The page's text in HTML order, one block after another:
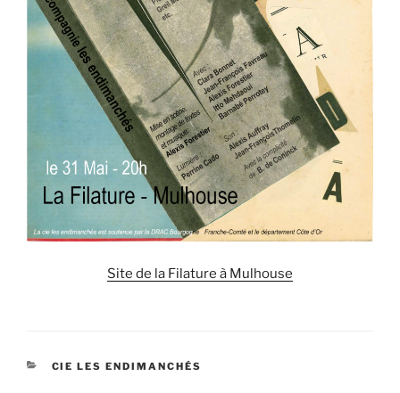
Site de la Filature à Mulhouse
CATÉGORIES
CIE LES ENDIMANCHÉS